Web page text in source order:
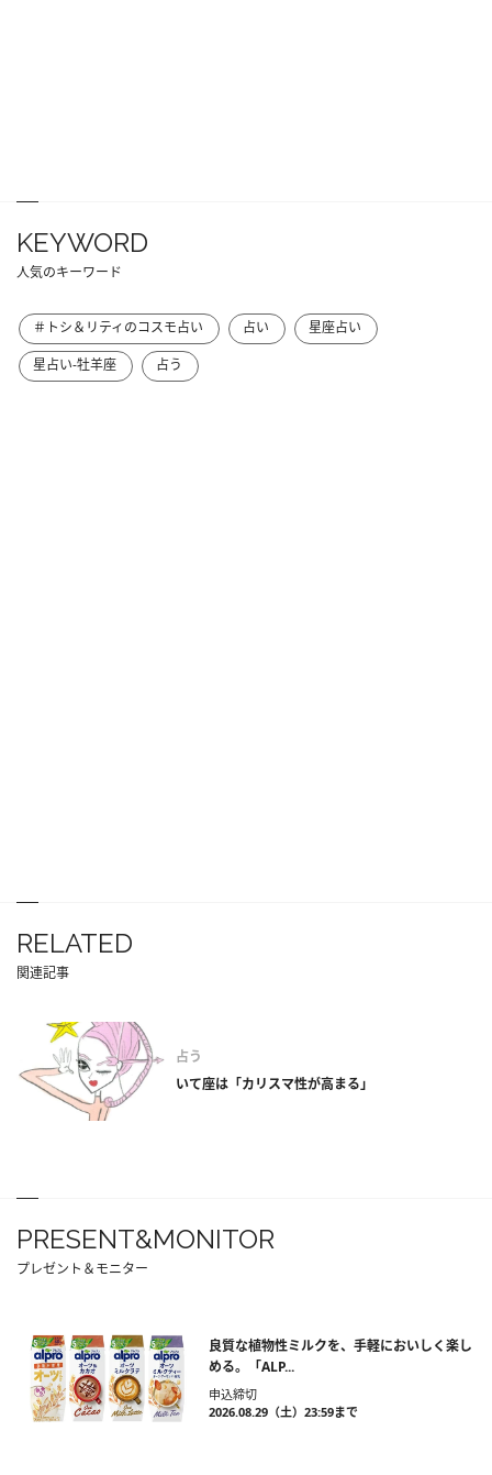
KEYWORD
人気のキーワード
＃トシ＆リティのコスモ占い 占い
星座占い
星占い-牡羊座
占う
RELATED
関連記事
占う
いて座は「カリスマ性が高まる」
PRESENT&MONITOR
プレゼント＆モニター
良質な植物性ミルクを、手軽においしく楽し
める。「ALP...
申込締切
2026.08.29（土）23:59まで